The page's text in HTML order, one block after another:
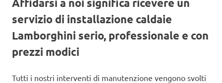
servizio di installazione caldaie
Lamborghini serio, professionale e con
prezzi modici
Tutti i nostri interventi di manutenzione vengono svolti